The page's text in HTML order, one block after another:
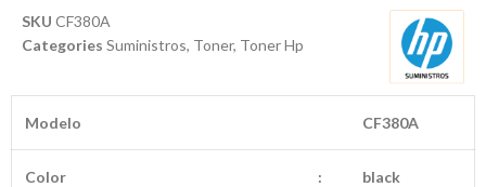
SKU CF380A
Categories Suministros, Toner, Toner Hp
Modelo CF380A
Color : black